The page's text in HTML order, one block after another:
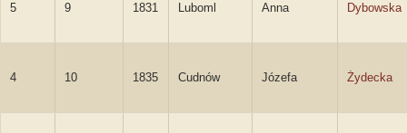
5 9 1831 Luboml Anna Dybowska
4 10 1835 Cudnów Józefa Żydecka